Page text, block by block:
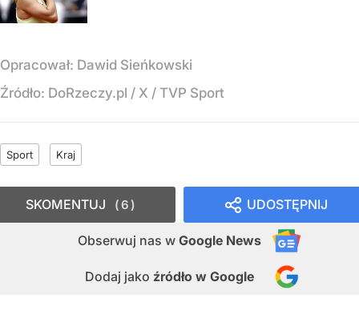
Opracował: Dawid Sieńkowski
Źródło: DoRzeczy.pl / X / TVP Sport
Sport Kraj
UDOSTĘPNIJ
Obserwuj nas w Google News
Dodaj jako źródło w Google
SKOMENTUJ 6